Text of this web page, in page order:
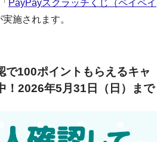
PayPayスクラッチくじ（ペイペイ
実施されます。
で100ポイントもらえるキャ
！2026年5月31日（日）まで